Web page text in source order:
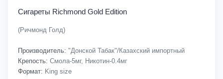
Сигареты Richmond Gold Edition
(Ричмонд Голд)
Производитель: "Донской Табак"/Казахский импортный
Крепость: Смола-5мг, Никотин-0.4мг
Формат: King size